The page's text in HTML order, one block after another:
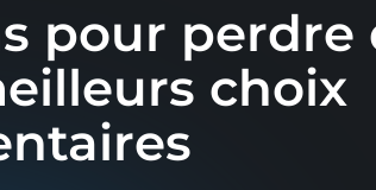
pour perdre
choix